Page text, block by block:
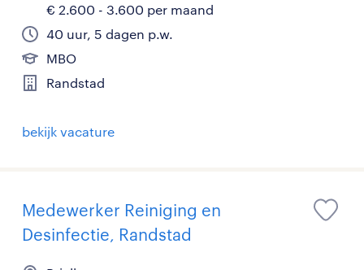
€ 2.600 - 3.600 per maand
40 uur, 5 dagen p.w.
MBO
Randstad
bekijk vacature
Medewerker Reiniging en
Desinfectie, Randstad